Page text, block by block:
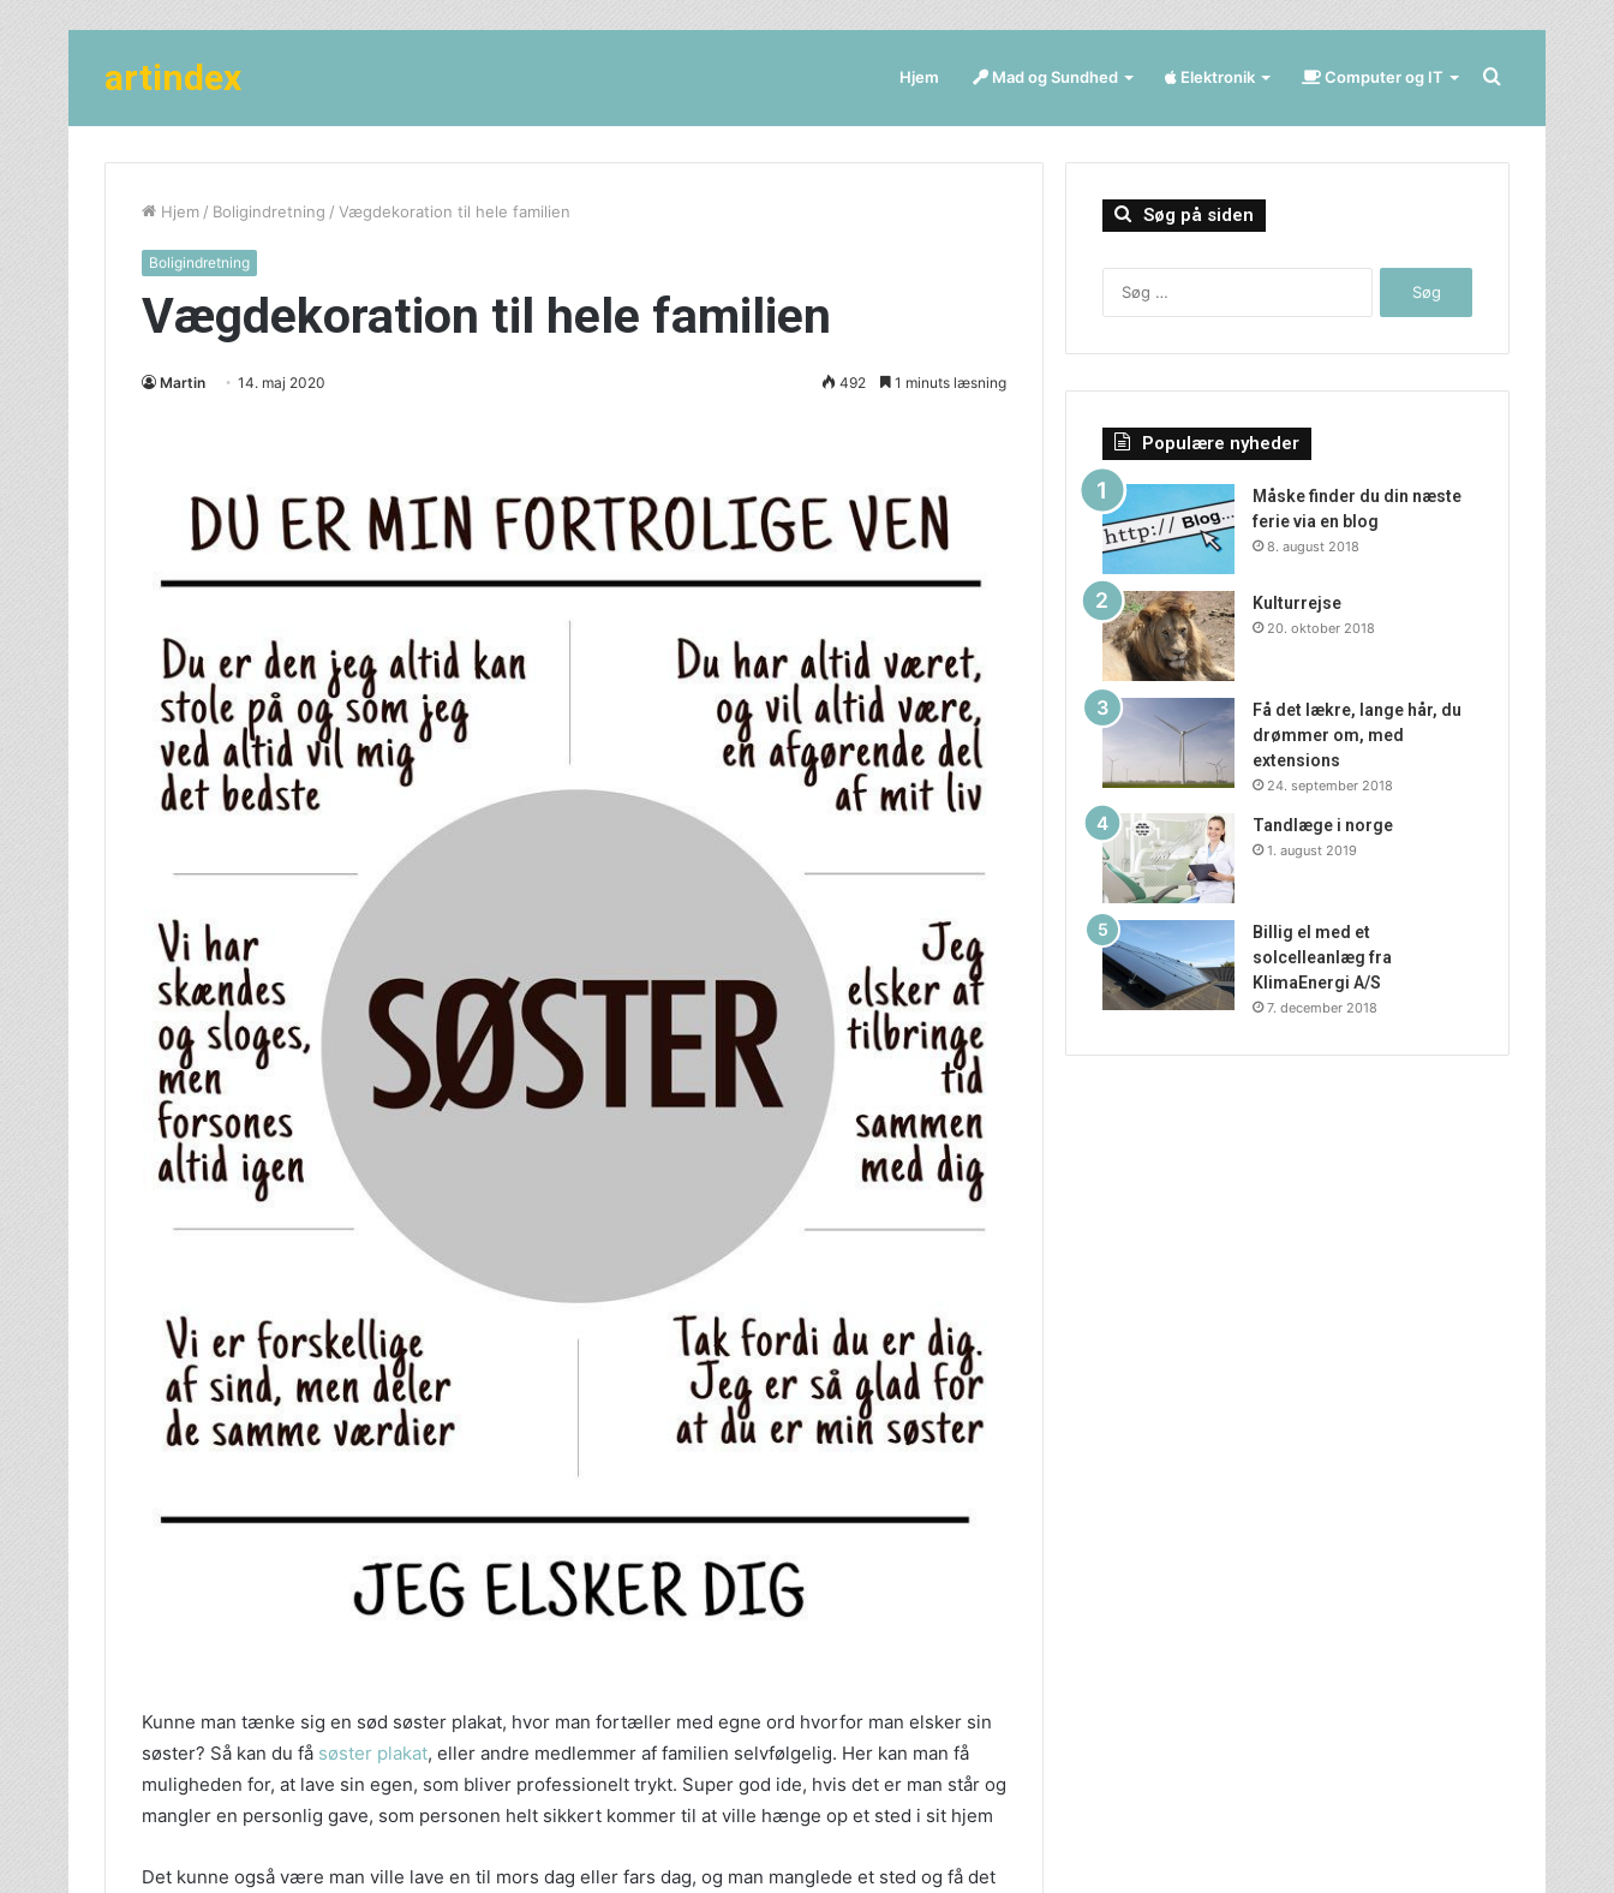
artindex Hjem Mad og Sundhed Elektronik Computer og IT Søg
efter
Hjem / Boligindretning / Vægdekoration til hele familien
Boligindretning
Vægdekoration til hele familien
Martin 14. maj 2020 492 1 minuts læsning
Kunne man tænke sig en sød søster plakat, hvor man fortæller med egne ord hvorfor man elsker sin
søster? Så kan du få søster plakat, eller andre medlemmer af familien selvfølgelig. Her kan man få
muligheden for, at lave sin egen, som bliver professionelt trykt. Super god ide, hvis det er man står og
mangler en personlig gave, som personen helt sikkert kommer til at ville hænge op et sted i sit hjem
Det kunne også være man ville lave en til mors dag eller fars dag, og man manglede et sted og få det
Søg på siden
Populære nyheder
Måske finder du din næste
ferie via en blog
8. august 2018
Kulturrejse
20. oktober 2018
Få det lækre, lange hår, du
drømmer om, med
extensions
24. september 2018
Tandlæge i norge
1. august 2019
Billig el med et
solcelleanlæg fra
KlimaEnergi A/S
7. december 2018